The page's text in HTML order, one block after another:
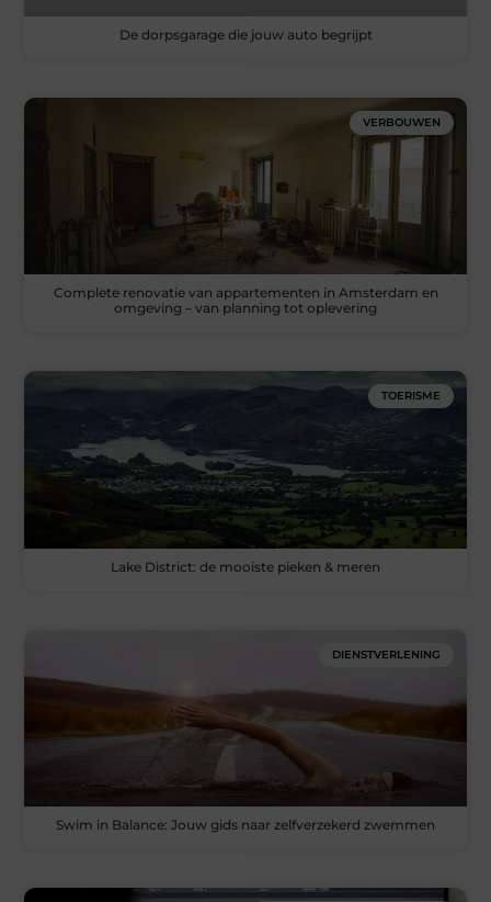
De dorpsgarage die jouw auto begrijpt
VERBOUWEN
Complete renovatie van appartementen in Amsterdam en
omgeving – van planning tot oplevering
TOERISME
Lake District: de mooiste pieken & meren
DIENSTVERLENING
Swim in Balance: Jouw gids naar zelfverzekerd zwemmen